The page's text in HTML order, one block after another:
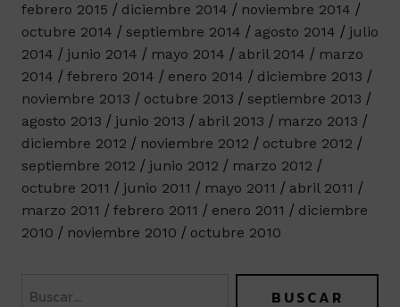
febrero 2015
diciembre 2014
noviembre 2014
octubre 2014
septiembre 2014 agosto 2014
julio
2014
junio 2014 mayo 2014 abril 2014
marzo
2014
febrero 2014 enero 2014
diciembre 2013
noviembre 2013
octubre 2013
septiembre 2013
agosto 2013
junio 2013 abril 2013
marzo 2013
diciembre 2012
noviembre 2012
octubre 2012
septiembre 2012
junio 2012
marzo 2012
octubre 2011
junio 2011 mayo 2011
abril 2011
marzo 2011
febrero 2011 enero 2011
diciembre
2010
noviembre 2010 octubre 2010